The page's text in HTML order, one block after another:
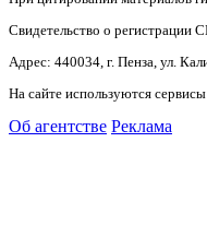
Свидетельство о
Адрес: 440034, г. Пенза, ул.
На сайте используются
Об агентстве Реклама